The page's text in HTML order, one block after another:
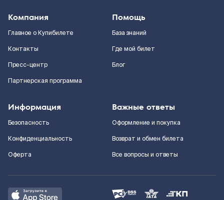
Компания
Главное о Купибилете
Контакты
Пресс-центр
Партнерская программа
Помощь
База знаний
Где мой билет
Блог
Информация
Безопасность
Конфиденциальность
Оферта
Важные ответы
Оформление и покупка
Возврат и обмен билета
Все вопросы и ответы